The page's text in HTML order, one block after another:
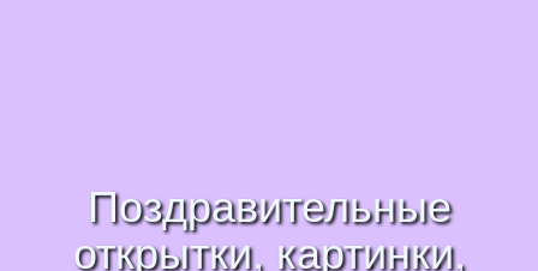
Поздравительные
открытки, картинки,